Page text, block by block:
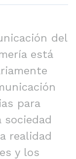
del
está
para
sociedad
realidad
y los